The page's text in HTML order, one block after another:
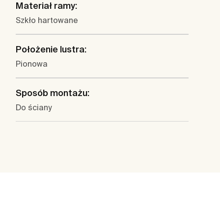
Materiał ramy:
Szkło hartowane
Położenie lustra:
Pionowa
Sposób montażu:
Do ściany